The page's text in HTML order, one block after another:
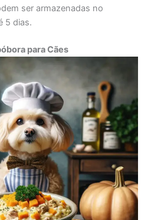
ser armazenadas no
5 dias.
para Cães